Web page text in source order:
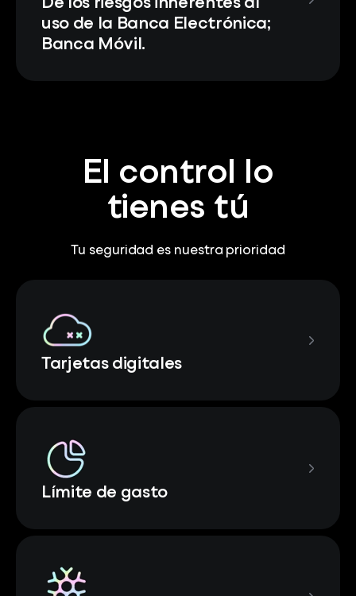
De los riesgos inherentes al
uso de la Banca Electrónica;
Banca Móvil.
El control lo
tienes tú
Tu seguridad es nuestra prioridad
Tarjetas digitales
Límite de gasto